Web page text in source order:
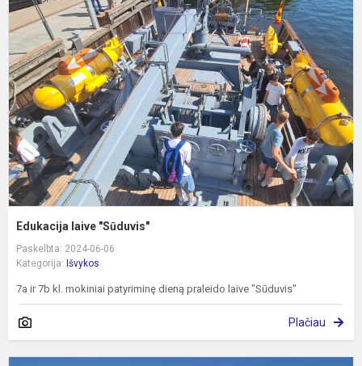
Edukacija laive "Sūduvis"
Paskelbta: 2024-06-06
Kategorija: Išvykos
7a ir 7b kl. mokiniai patyriminę dieną praleido laive "Sūduvis"
Plačiau